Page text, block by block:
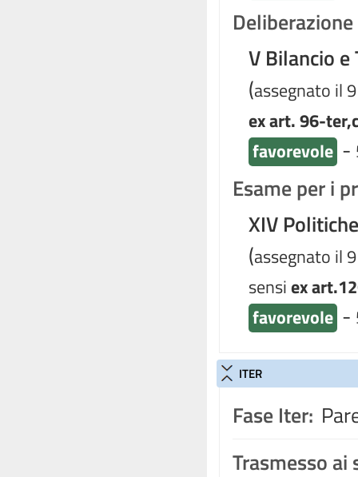
V Bilancio e
(assegnato il
ex art. 96-
favorevole -
Esame per i
XIV
(assegnato il
sensiex
favorevole -
ITER
Fase Iter:
Trasmesso ai